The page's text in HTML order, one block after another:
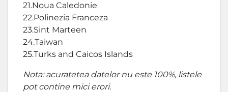
21.Noua Caledonie
22.Polinezia Franceza
23.Sint Marteen
24.Taiwan
25.Turks and Caicos Islands
Nota: acuratetea datelor nu este 100%, listele
pot contine mici erori.